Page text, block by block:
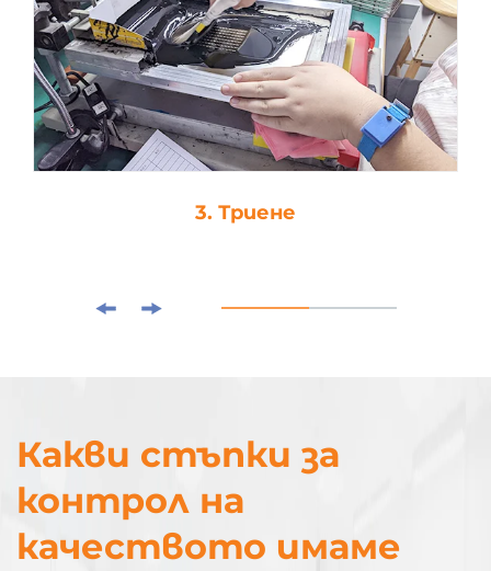
3. Триене
Какви стъпки за
контрол на
качеството имаме